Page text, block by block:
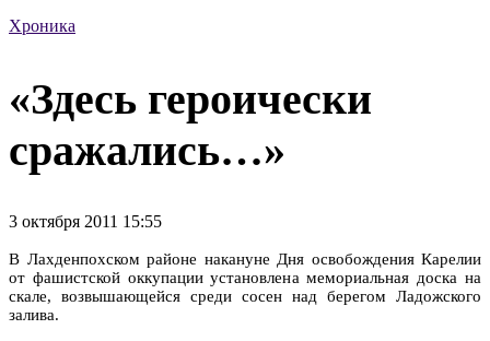
Хроника
«Здесь героически
сражались…»
3 октября 2011 15:55
В Лахденпохском районе накануне Дня освобождения Карелии
от фашистской оккупации установлена мемориальная доска на
скале, возвышающейся среди сосен над берегом Ладожского
залива.